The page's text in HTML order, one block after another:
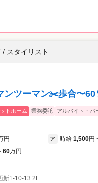
/ スタイリスト
ンツーマン✂️歩合〜
トホーム 業務委託 アルバイト・パ
円 ア 時給 1,500円
60万円
新1-10-13 2F